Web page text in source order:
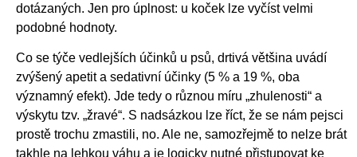
dotázaných. Jen pro úplnost: u koček lze vyčíst velmi
podobné hodnoty.
Co se týče vedlejších účinků u psů, drtivá většina uvádí
zvýšený apetit a sedativní účinky (5 % a 19 %, oba
významný efekt). Jde tedy o různou míru „zhulenosti“ a
výskytu tzv. „žravé“. S nadsázkou lze říct, že se nám pejsci
prostě trochu zmastili, no. Ale ne, samozřejmě to nelze brát
takhle na lehkou váhu a je logicky nutné přistupovat ke